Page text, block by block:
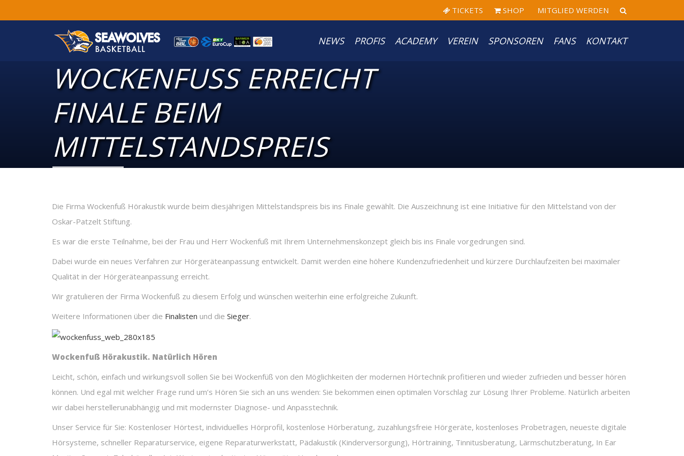
TICKETS SHOP MITGLIED WERDEN
NEWS PROFIS ACADEMY VEREIN SPONSOREN FANS KONTAKT
WOCKENFUSS ERREICHT F
INALE BEIM M
ITTELSTANDSPREIS
Die Firma Wockenfuß Hörakustik wurde beim diesjährigen Mittelstandspreis bis ins Finale gewählt. Die Auszeichnung ist eine Initiative für den Mittelstand von der
Oskar-Patzelt Stiftung.
Es war die erste Teilnahme, bei der Frau und Herr Wockenfuß mit Ihrem Unternehmenskonzept gleich bis ins Finale vorgedrungen sind.
Dabei wurde ein neues Verfahren zur Hörgeräteanpassung entwickelt. Damit werden eine höhere Kundenzufriedenheit und kürzere Durchlaufzeiten bei maximaler
Qualität in der Hörgeräteanpassung erreicht.
Wir gratulieren der Firma Wockenfuß zu diesem Erfolg und wünschen weiterhin eine erfolgreiche Zukunft.
Weitere Informationen über die Finalisten und die Sieger.
Wockenfuß Hörakustik. Natürlich Hören
Leicht, schön, einfach und wirkungsvoll sollen Sie bei Wockenfüß von den Möglichkeiten der modernen Hörtechnik profitieren und wieder zufrieden und besser hören
können. Und egal mit welcher Frage rund um’s Hören Sie sich an uns wenden: Sie bekommen einen optimalen Vorschlag zur Lösung Ihrer Probleme. Natürlich arbeiten
wir dabei herstellerunabhängig und mit modernster Diagnose- und Anpasstechnik.
Unser Service für Sie: Kostenloser Hörtest, individuelles Hörprofil, kostenlose Hörberatung, zuzahlungsfreie Hörgeräte, kostenloses Probetragen, neueste digitale
Hörsysteme, schneller Reparaturservice, eigene Reparaturwerkstatt, Pädakustik (Kinderversorgung), Hörtraining, Tinnitusberatung, Lärmschutzberatung, In Ear